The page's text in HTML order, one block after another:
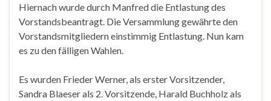
Hiernach wurde durch Manfred die Entlastung des
Vorstandsbeantragt. Die Versammlung gewährte den
Vorstandsmitgliedern einstimmig Entlastung. Nun kam
es zu den fälligen Wahlen.
Es wurden Frieder Werner, als erster Vorsitzender,
Sandra Blaeser als 2. Vorsitzende, Harald Buchholz als